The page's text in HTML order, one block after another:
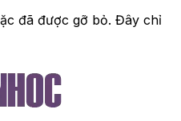
đã được gỡ bỏ. Đây chỉ